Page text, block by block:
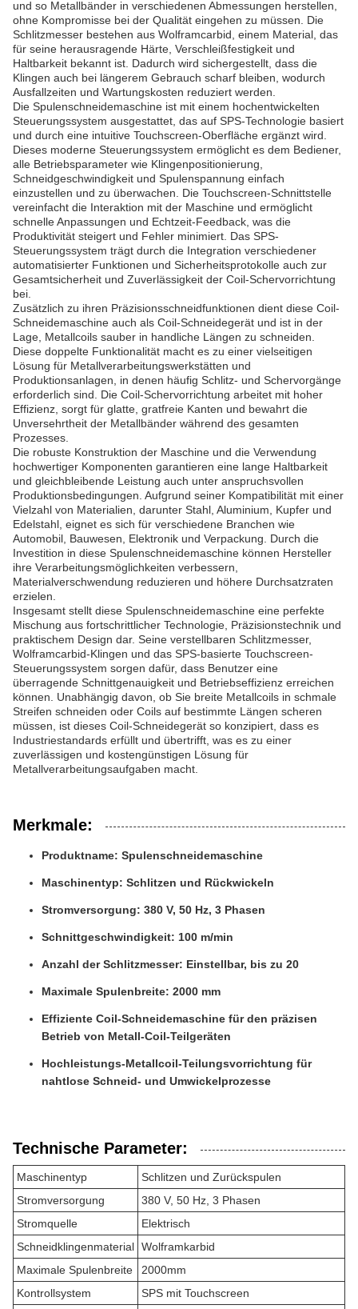
und so Metallbänder in verschiedenen Abmessungen herstellen,
ohne Kompromisse bei der Qualität eingehen zu müssen. Die
Schlitzmesser bestehen aus Wolframcarbid, einem Material, das
für seine herausragende Härte, Verschleißfestigkeit und
Haltbarkeit bekannt ist. Dadurch wird sichergestellt, dass die
Klingen auch bei längerem Gebrauch scharf bleiben, wodurch
Ausfallzeiten und Wartungskosten reduziert werden.
Die Spulenschneidemaschine ist mit einem hochentwickelten
Steuerungssystem ausgestattet, das auf SPS-Technologie basiert
und durch eine intuitive Touchscreen-Oberfläche ergänzt wird.
Dieses moderne Steuerungssystem ermöglicht es dem Bediener,
alle Betriebsparameter wie Klingenpositionierung,
Schneidgeschwindigkeit und Spulenspannung einfach
einzustellen und zu überwachen. Die Touchscreen-Schnittstelle
vereinfacht die Interaktion mit der Maschine und ermöglicht
schnelle Anpassungen und Echtzeit-Feedback, was die
Produktivität steigert und Fehler minimiert. Das SPS-
Steuerungssystem trägt durch die Integration verschiedener
automatisierter Funktionen und Sicherheitsprotokolle auch zur
Gesamtsicherheit und Zuverlässigkeit der Coil-Schervorrichtung
bei.
Zusätzlich zu ihren Präzisionsschneidfunktionen dient diese Coil-
Schneidemaschine auch als Coil-Schneidegerät und ist in der
Lage, Metallcoils sauber in handliche Längen zu schneiden.
Diese doppelte Funktionalität macht es zu einer vielseitigen
Lösung für Metallverarbeitungswerkstätten und
Produktionsanlagen, in denen häufig Schlitz- und Schervorgänge
erforderlich sind. Die Coil-Schervorrichtung arbeitet mit hoher
Effizienz, sorgt für glatte, gratfreie Kanten und bewahrt die
Unversehrtheit der Metallbänder während des gesamten
Prozesses.
Die robuste Konstruktion der Maschine und die Verwendung
hochwertiger Komponenten garantieren eine lange Haltbarkeit
und gleichbleibende Leistung auch unter anspruchsvollen
Produktionsbedingungen. Aufgrund seiner Kompatibilität mit einer
Vielzahl von Materialien, darunter Stahl, Aluminium, Kupfer und
Edelstahl, eignet es sich für verschiedene Branchen wie
Automobil, Bauwesen, Elektronik und Verpackung. Durch die
Investition in diese Spulenschneidemaschine können Hersteller
ihre Verarbeitungsmöglichkeiten verbessern,
Materialverschwendung reduzieren und höhere Durchsatzraten
erzielen.
Insgesamt stellt diese Spulenschneidemaschine eine perfekte
Mischung aus fortschrittlicher Technologie, Präzisionstechnik und
praktischem Design dar. Seine verstellbaren Schlitzmesser,
Wolframcarbid-Klingen und das SPS-basierte Touchscreen-
Steuerungssystem sorgen dafür, dass Benutzer eine
überragende Schnittgenauigkeit und Betriebseffizienz erreichen
können. Unabhängig davon, ob Sie breite Metallcoils in schmale
Streifen schneiden oder Coils auf bestimmte Längen scheren
müssen, ist dieses Coil-Schneidegerät so konzipiert, dass es
Industriestandards erfüllt und übertrifft, was es zu einer
zuverlässigen und kostengünstigen Lösung für
Metallverarbeitungsaufgaben macht.
Merkmale:
Produktname: Spulenschneidemaschine
Maschinentyp: Schlitzen und Rückwickeln
Stromversorgung: 380 V, 50 Hz, 3 Phasen
Schnittgeschwindigkeit: 100 m/min
Anzahl der Schlitzmesser: Einstellbar, bis zu 20
Maximale Spulenbreite: 2000 mm
Effiziente Coil-Schneidemaschine für den präzisen
Betrieb von Metall-Coil-Teilgeräten
Hochleistungs-Metallcoil-Teilungsvorrichtung für
nahtlose Schneid- und Umwickelprozesse
Technische Parameter:
Maschinentyp
Schlitzen und Zurückspulen
Stromversorgung
380 V, 50 Hz, 3 Phasen
Stromquelle
Elektrisch
Schneidklingenmaterial Wolframkarbid
Maximale Spulenbreite
2000mm
Kontrollsystem
SPS mit Touchscreen